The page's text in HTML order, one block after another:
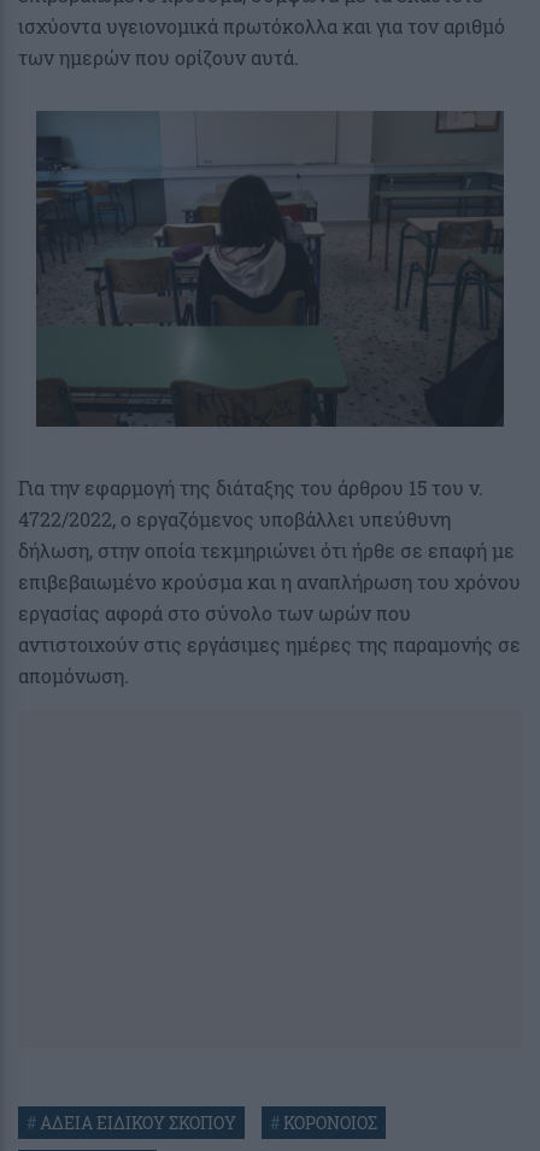
ισχύοντα υγειονομικά πρωτόκολλα και για τον αριθμό
των ημερών που ορίζουν αυτά.
Για την εφαρμογή της διάταξης του άρθρου 15 του ν.
4722/2022, ο εργαζόμενος υποβάλλει υπεύθυνη
δήλωση, στην οποία τεκμηριώνει ότι ήρθε σε επαφή με
επιβεβαιωμένο κρούσμα και η αναπλήρωση του χρόνου
εργασίας αφορά στο σύνολο των ωρών που
αντιστοιχούν στις εργάσιμες ημέρες της παραμονής σε
απομόνωση.
# ΑΔΕΙΑ ΕΙΔΙΚΟΥ ΣΚΟΠΟΥ #ΚΟΡΟΝΟΙΟΣ